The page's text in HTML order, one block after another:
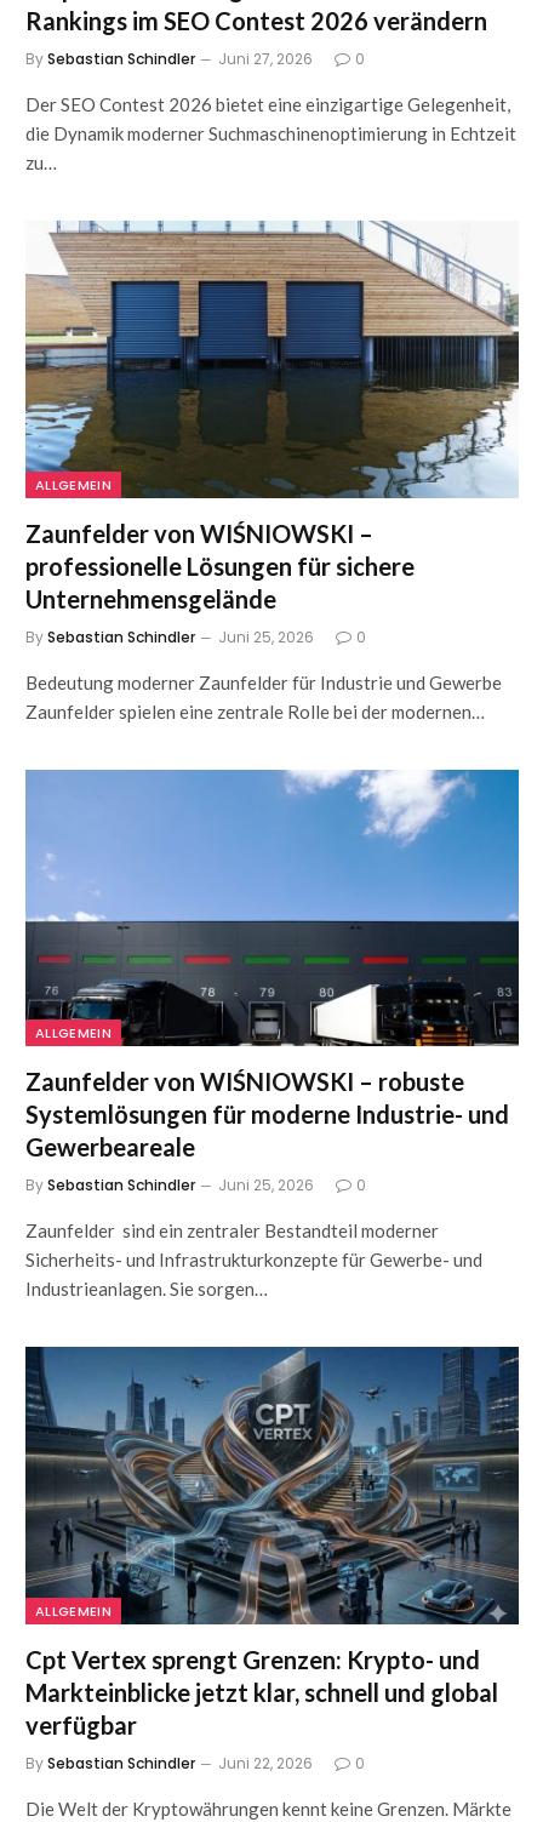
Rankings im SEO Contest 2026 verändern
BySebastian Schindler Juni 27, 2026 0
Der SEO Contest 2026 bietet eine einzigartige Gelegenheit,
die Dynamik moderner Suchmaschinenoptimierung in Echtzeit
zu…
ALLGEMEIN
Zaunfelder von WIŚNIOWSKI –
professionelle Lösungen für sichere
Unternehmensgelände
BySebastian Schindler Juni 25, 2026 0
Bedeutung moderner Zaunfelder für Industrie und Gewerbe
Zaunfelder spielen eine zentrale Rolle bei der modernen…
ALLGEMEIN
Zaunfelder von WIŚNIOWSKI – robuste
Systemlösungen für moderne Industrie- und
Gewerbeareale
BySebastian Schindler Juni 25, 2026 0
Zaunfelder sind ein zentraler Bestandteil moderner
Sicherheits- und Infrastrukturkonzepte für Gewerbe- und
Industrieanlagen. Sie sorgen…
ALLGEMEIN
Cpt Vertex sprengt Grenzen: Krypto- und
Markteinblicke jetzt klar, schnell und global
verfügbar
BySebastian Schindler Juni 22, 2026 0
Die Welt der Kryptowährungen kennt keine Grenzen. Märkte